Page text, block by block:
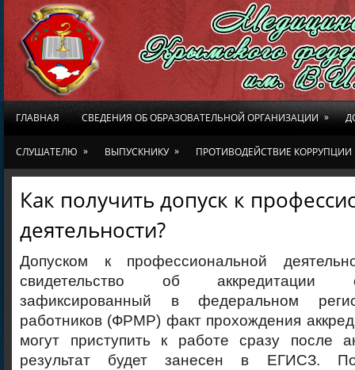
ГЛАВНАЯ СВЕДЕНИЯ ОБ ОБРАЗОВАТЕЛЬНОЙ ОРГАНИЗАЦИИ »
СЛУШАТЕЛЮ » ВЫПУСКНИКУ » ПРОТИВОДЕЙСТВИЕ КОРРУПЦИИ
Как получить допуск к
деятельности?
Допуском к профессиональной
свидетельство об аккредитации
зафиксированный в федеральном
работников (ФРМР) факт прохождения
могут приступить к работе сразу после
результат будет занесен в ЕГИСЗ.